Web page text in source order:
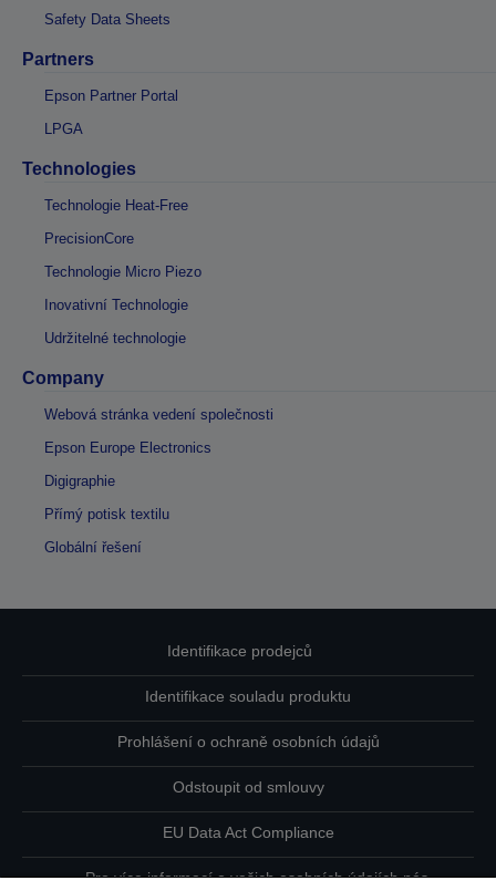
Safety Data Sheets
Partners
Epson Partner Portal
LPGA
Technologies
Technologie Heat-Free
PrecisionCore
Technologie Micro Piezo
Inovativní Technologie
Udržitelné technologie
Company
Webová stránka vedení společnosti
Epson Europe Electronics
Digigraphie
Přímý potisk textilu
Globální řešení
Identifikace prodejců
Identifikace souladu produktu
Prohlášení o ochraně osobních údajů
Odstoupit od smlouvy
EU Data Act Compliance
Pro více informací o vašich osobních údajích nás